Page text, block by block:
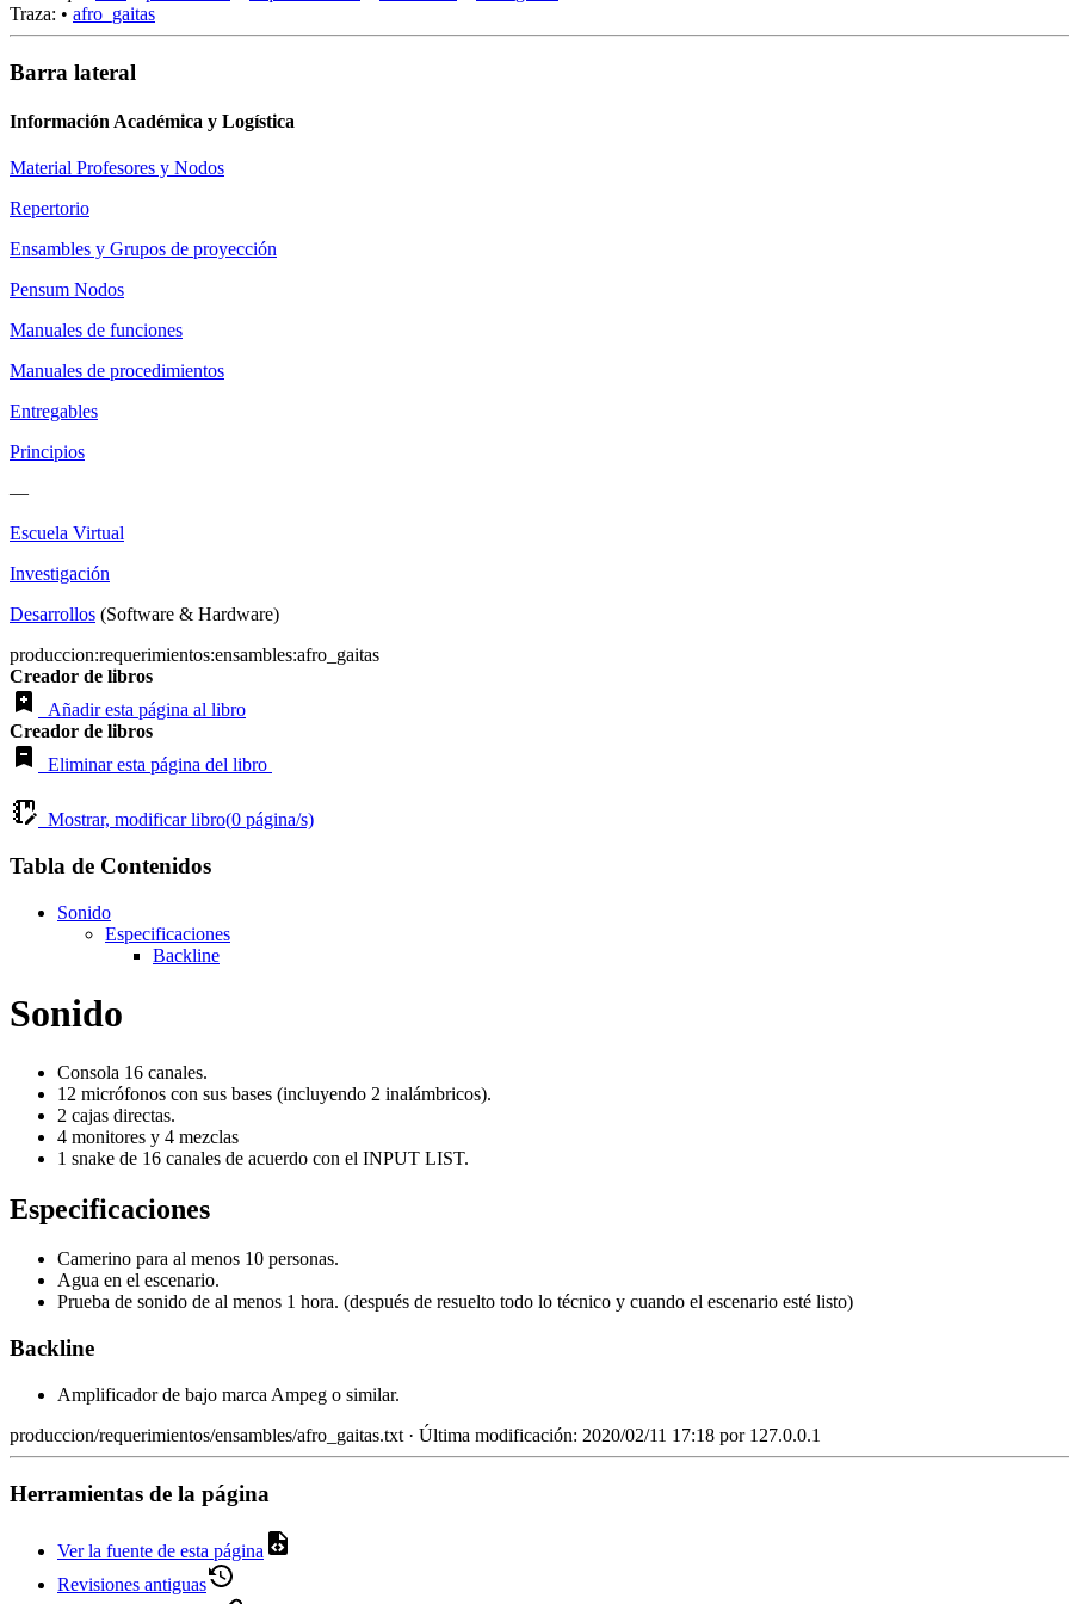
Traza: • afro_gaitas
Barra lateral
Información Académica y Logística
Material Profesores y Nodos
Repertorio
Ensambles y Grupos de proyección
Pensum Nodos
Manuales de funciones
Manuales de procedimientos
Entregables
Principios
—
Escuela Virtual
Investigación
Desarrollos (Software & Hardware)
produccion:requerimientos:ensambles:afro_gaitas
Creador de libros
Añadir esta página al libro
Creador de libros
Eliminar esta página del libro
Mostrar, modificar libro(0 página/s)
Tabla de Contenidos
Sonido
Especificaciones
Backline
Sonido
Consola 16 canales.
12 micrófonos con sus bases (incluyendo 2 inalámbricos).
2 cajas directas.
4 monitores y 4 mezclas
1 snake de 16 canales de acuerdo con el INPUT LIST.
Especificaciones
Camerino para al menos 10 personas.
Agua en el escenario.
Prueba de sonido de al menos 1 hora. (después de resuelto todo lo técnico y cuando el escenario esté listo)
Backline
Amplificador de bajo marca Ampeg o similar.
produccion/requerimientos/ensambles/afro_gaitas.txt · Última modificación: 2020/02/11 17:18 por 127.0.0.1
Herramientas de la página
Ver la fuente de esta página
Revisiones antiguas